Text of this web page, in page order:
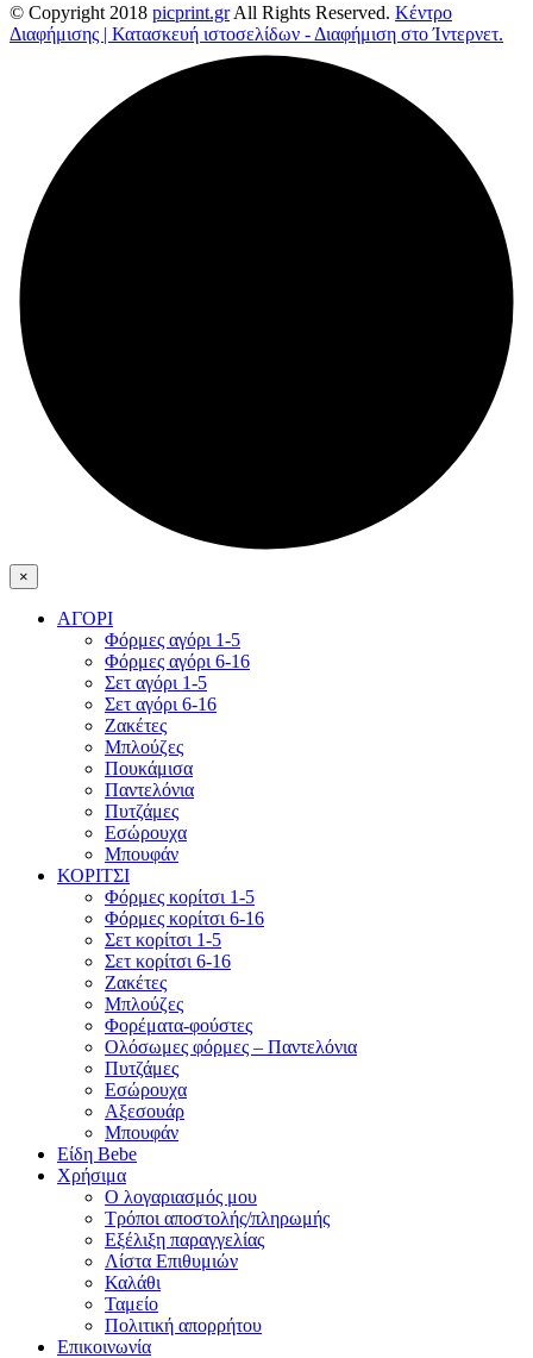
© Copyright 2018 picprint.grAll Rights Reserved. Κέντρο
Διαφήμισης | Κατασκευή ιστοσελίδων - Διαφήμιση στο Ίντερνετ.
×
ΑΓΟΡΙ
Φόρμες αγόρι 1-5
Φόρμες αγόρι 6-16
Σετ αγόρι 1-5
Σετ αγόρι 6-16
Ζακέτες
Μπλούζες
Πουκάμισα
Παντελόνια
Πυτζάμες
Εσώρουχα
Μπουφάν
ΚΟΡΙΤΣΙ
Φόρμες κορίτσι 1-5
Φόρμες κορίτσι 6-16
Σετ κορίτσι 1-5
Σετ κορίτσι 6-16
Ζακέτες
Μπλούζες
Φορέματα-φούστες
Ολόσωμες φόρμες – Παντελόνια
Πυτζάμες
Εσώρουχα
Αξεσουάρ
Μπουφάν
Είδη Bebe
Χρήσιμα
Ο λογαριασμός μου
Τρόποι αποστολής/πληρωμής
Εξέλιξη παραγγελίας
Λίστα Επιθυμιών
Καλάθι
Ταμείο
Πολιτική απορρήτου
Επικοινωνία